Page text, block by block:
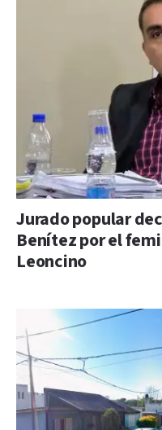
Jurado popular
Benítez por el
Leoncino